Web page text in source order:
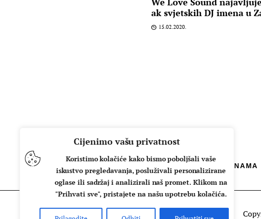
Cijenimo vašu privatnost
Koristimo kolačiće kako bismo poboljšali vaše
iskustvo pregledavanja, posluživali personalizirane
oglase ili sadržaj i analizirali naš promet. Klikom na
"Prihvati sve", pristajete na našu upotrebu kolačića.
ak svjetskih DJ imena u
15.02.2020.
O NAMA